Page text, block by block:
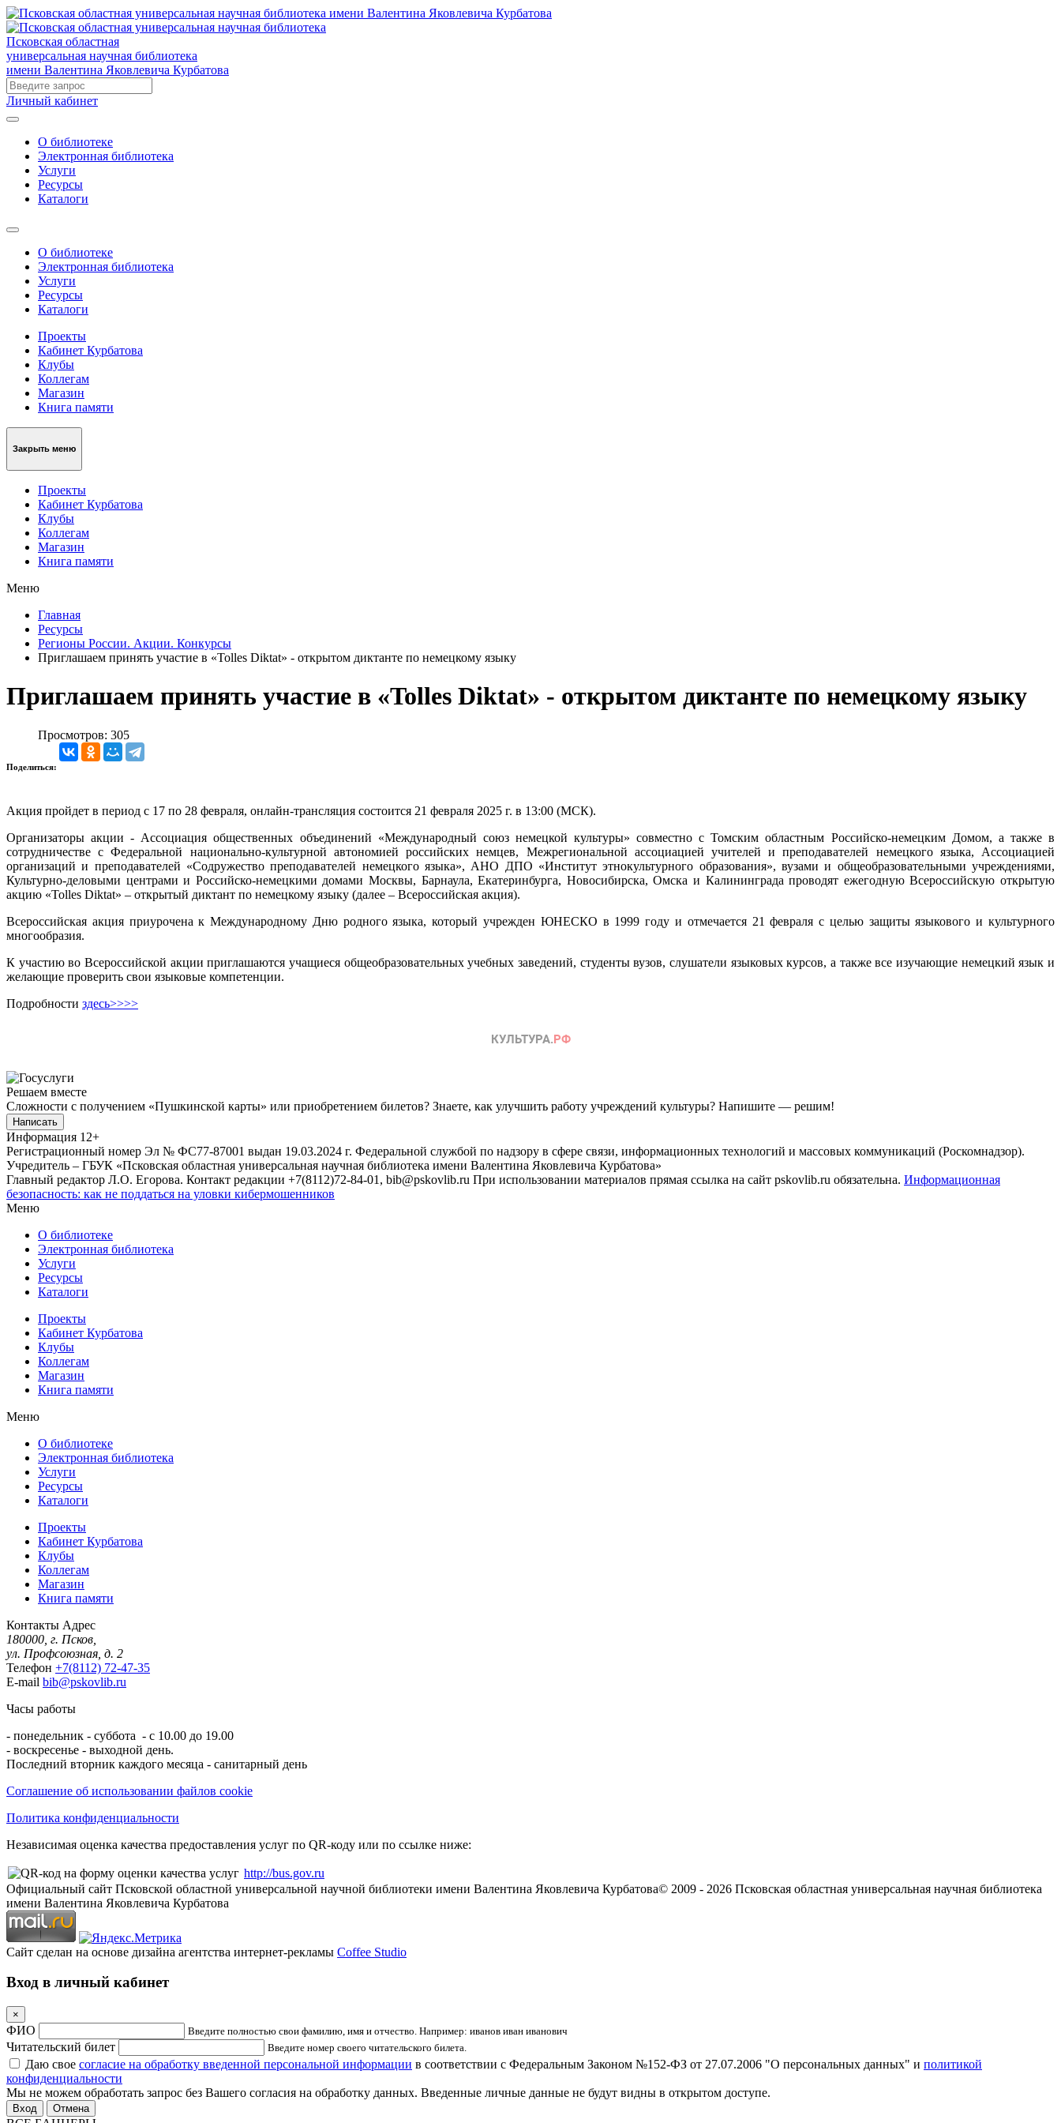
Псковская областная
универсальная научная библиотека
имени Валентина Яковлевича Курбатова
Личный кабинет
О библиотеке
Электронная библиотека
Услуги
Ресурсы
Каталоги
О библиотеке
Электронная библиотека
Услуги
Ресурсы
Каталоги
Проекты
Кабинет Курбатова
Клубы
Коллегам
Магазин
Книга памяти
Закрыть меню
Проекты
Кабинет Курбатова
Клубы
Коллегам
Магазин
Книга памяти
Меню
Главная
Ресурсы
Регионы России. Акции. Конкурсы
Приглашаем принять участие в «Tolles Diktat» - открытом диктанте по немецкому языку
Приглашаем принять участие в «Tolles Diktat» - открытом диктанте по немецкому языку
Просмотров: 305
Поделиться:
Акция пройдет в период с 17 по 28 февраля, онлайн-трансляция состоится 21 февраля 2025 г. в 13:00 (МСК).
Организаторы акции - Ассоциация общественных объединений «Международный союз немецкой культуры» совместно с Томским областным Российско-немецким Домом, а также в
сотрудничестве с Федеральной национально-культурной автономией российских немцев, Межрегиональной ассоциацией учителей и преподавателей немецкого языка, Ассоциацией
организаций и преподавателей «Содружество преподавателей немецкого языка», АНО ДПО «Институт этнокультурного образования», вузами и общеобразовательными учреждениями,
Культурно-деловыми центрами и Российско-немецкими домами Москвы, Барнаула, Екатеринбурга, Новосибирска, Омска и Калининграда проводят ежегодную Всероссийскую открытую
акцию «Tolles Diktat» – открытый диктант по немецкому языку (далее – Всероссийская акция).
Всероссийская акция приурочена к Международному Дню родного языка, который учрежден ЮНЕСКО в 1999 году и отмечается 21 февраля с целью защиты языкового и культурного
многообразия.
К участию во Всероссийской акции приглашаются учащиеся общеобразовательных учебных заведений, студенты вузов, слушатели языковых курсов, а также все изучающие немецкий язык и
желающие проверить свои языковые компетенции.
Подробности здесь>>>>
Решаем вместе
Сложности с получением «Пушкинской карты» или приобретением билетов? Знаете, как улучшить работу учреждений культуры? Напишите — решим!
Написать
Информация 12+
Регистрационный номер Эл № ФС77-87001 выдан 19.03.2024 г. Федеральной службой по надзору в сфере связи, информационных технологий и массовых коммуникаций (Роскомнадзор).
Учредитель – ГБУК «Псковская областная универсальная научная библиотека имени Валентина Яковлевича Курбатова»
Главный редактор Л.О. Егорова. Контакт редакции +7(8112)72-84-01, bib@pskovlib.ru При использовании материалов прямая ссылка на сайт pskovlib.ru обязательна. Информационная
безопасность: как не поддаться на уловки кибермошенников
Меню
О библиотеке
Электронная библиотека
Услуги
Ресурсы
Каталоги
Проекты
Кабинет Курбатова
Клубы
Коллегам
Магазин
Книга памяти
Меню
О библиотеке
Электронная библиотека
Услуги
Ресурсы
Каталоги
Проекты
Кабинет Курбатова
Клубы
Коллегам
Магазин
Книга памяти
Контакты Адрес
180000, г. Псков,
ул. Профсоюзная, д. 2
Телефон +7(8112) 72-47-35
E-mail bib@pskovlib.ru
Часы работы
- понедельник - суббота - с 10.00 до 19.00
- воскресенье - выходной день.
Последний вторник каждого месяца - санитарный день
Соглашение об использовании файлов cookie
Политика конфиденциальности
Независимая оценка качества предоставления услуг по QR-коду или по ссылке ниже:
http://bus.gov.ru
Официальный сайт Псковской областной универсальной научной библиотеки имени Валентина Яковлевича Курбатова© 2009 - 2026 Псковская областная универсальная научная библиотека
имени Валентина Яковлевича Курбатова
Сайт сделан на основе дизайна агентства интернет-рекламы Coffee Studio
Вход в личный кабинет
×
ФИО Введите полностью свои фамилию, имя и отчество. Например: иванов иван иванович
Читательский билет Введите номер своего читательского билета.
Даю свое согласие на обработку введенной персональной информации в соответствии с Федеральным Законом №152-ФЗ от 27.07.2006 "О персональных данных" и политикой
конфиденциальности
Мы не можем обработать запрос без Вашего согласия на обработку данных. Введенные личные данные не будут видны в открытом доступе.
Отмена